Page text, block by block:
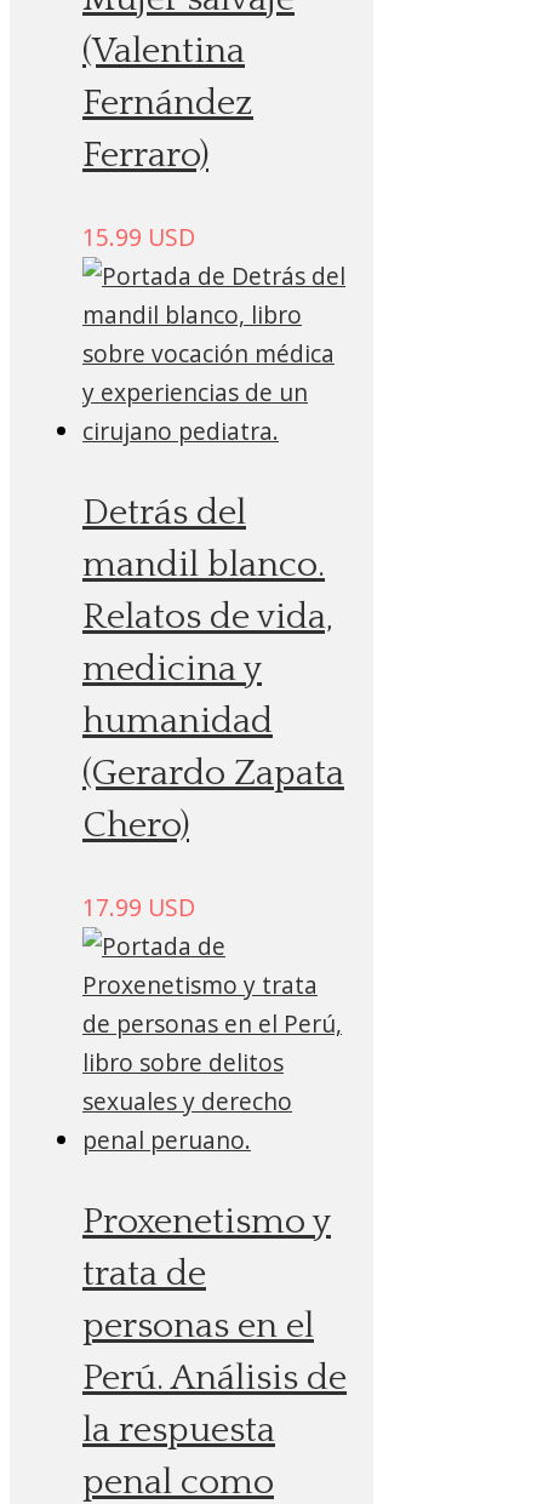
(Valentina
Fernández
Ferraro)
15.99 USD
Detrás del
mandil blanco.
Relatos de vida,
medicina y
humanidad
(Gerardo Zapata
Chero)
17.99 USD
Proxenetismo y
trata de
personas en el
Perú. Análisis de
la respuesta
penal como